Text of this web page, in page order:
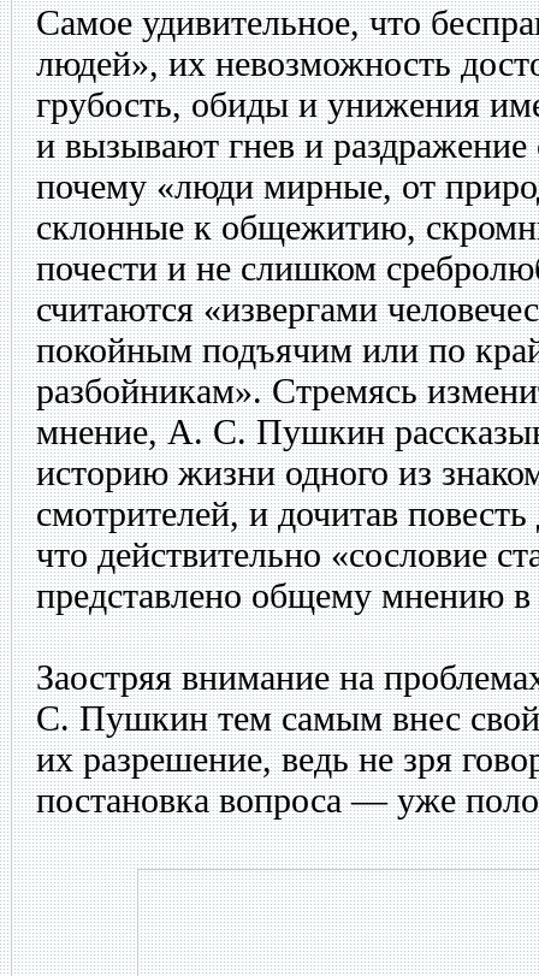
Самое удивительное, что
людей», их невозможность
грубость, обиды и унижения
и вызывают гнев и
почему «люди мирные, от
склонные к общежитию,
почести и не слишком
считаются «извергами
покойным подъячим или по
разбойникам». Стремясь
мнение, А. С. Пушкин
историю жизни одного из
смотрителей, и дочитав
что действительно «сословие
представлено общему мнению
Заостряя внимание на
С. Пушкин тем самым внес
их разрешение, ведь не зря
постановка вопроса — уже